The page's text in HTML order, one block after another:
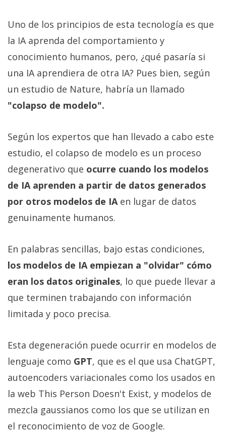
nosotros
/
Publicidad
/
Cambiar
opciones
de
/
Aviso
Legal
El medio de
comunicación
digital donde
encontrarás
todas las
móviles,
ordenadores,
apps,
informática,
comparativas,
trucos y
tutoriales.
Informático
(CC) 2006-
2026.Algunos
derechos
Uno de los principios de esta tecnología es que
la IA aprenda del comportamiento y
conocimiento humanos, pero, ¿qué pasaría si
una IA aprendiera de otra IA? Pues bien, según
un estudio de Nature, habría un llamado
"colapso de modelo".
Según los expertos que han llevado a cabo este
estudio, el colapso de modelo es un proceso
degenerativo que ocurre cuando los modelos
de IA aprenden a partir de datos generados
por otros modelos de IAen lugar de datos
genuinamente humanos.
En palabras sencillas, bajo estas condiciones,
los modelos de IA empiezan a "olvidar" cómo
eran los datos originales, lo que puede llevar a
que terminen trabajando con información
limitada y poco precisa.
Esta degeneración puede ocurrir en modelos de
lenguaje como GPT, que es el que usa ChatGPT,
autoencoders variacionales como los usados en
la web This Person Doesn't Exist, y modelos de
mezcla gaussianos como los que se utilizan en
el reconocimiento de voz de Google.